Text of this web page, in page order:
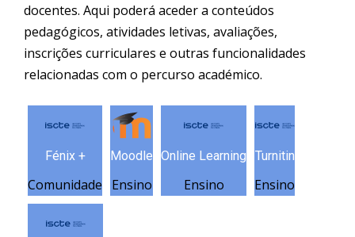
docentes. Aqui poderá aceder a conteúdos
pedagógicos, atividades letivas, avaliações,
inscrições curriculares e outras funcionalidades
relacionadas com o percurso académico.
Fénix +
Comunidade
Moodle
Ensino
Online Learning
Ensino
Turnitin
Ensino